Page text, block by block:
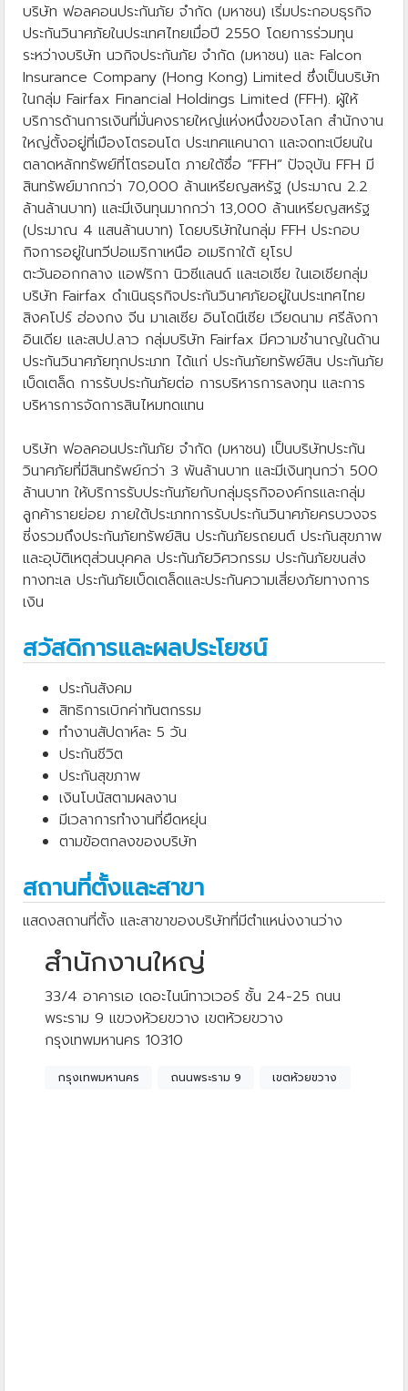
บริษัท ฟอลคอนประกันภัย จำกัด (มหาชน) เริ่มประกอบธุรกิจ
ประกันวินาศภัยในประเทศไทยเมื่อปี 2550 โดยการร่วมทุน
ระหว่างบริษัท นวกิจประกันภัย จำกัด (มหาชน) และ Falcon
Insurance Company (Hong Kong) Limited ซึ่งเป็นบริษัท
ในกลุ่ม Fairfax Financial Holdings Limited (FFH). ผู้ให้
บริการด้านการเงินที่มั่นคงรายใหญ่แห่งหนึ่งของโลก สำนักงาน
ใหญ่ตั้งอยู่ที่เมืองโตรอนโต ประเทศแคนาดา และจดทะเบียนใน
ตลาดหลักทรัพย์ที่โตรอนโต ภายใต้ชื่อ “FFH” ปัจจุบัน FFH มี
สินทรัพย์มากกว่า 70,000 ล้านเหรียญสหรัฐ (ประมาณ 2.2
ล้านล้านบาท) และมีเงินทุนมากกว่า 13,000 ล้านเหรียญสหรัฐ
(ประมาณ 4 แสนล้านบาท) โดยบริษัทในกลุ่ม FFH ประกอบ
กิจการอยู่ในทวีปอเมริกาเหนือ อเมริกาใต้ ยุโรป
ตะวันออกกลาง แอฟริกา นิวซีแลนด์ และเอเชีย ในเอเชียกลุ่ม
บริษัท Fairfax ดำเนินธุรกิจประกันวินาศภัยอยู่ในประเทศไทย
สิงคโปร์ ฮ่องกง จีน มาเลเซีย อินโดนีเซีย เวียดนาม ศรีลังกา
อินเดีย และสปป.ลาว กลุ่มบริษัท Fairfax มีความชำนาญในด้าน
ประกันวินาศภัยทุกประเภท ได้แก่ ประกันภัยทรัพย์สิน ประกันภัย
เบ็ดเตล็ด การรับประกันภัยต่อ การบริหารการลงทุน และการ
บริหารการจัดการสินไหมทดแทน
บริษัท ฟอลคอนประกันภัย จำกัด (มหาชน) เป็นบริษัทประกัน
วินาศภัยที่มีสินทรัพย์กว่า 3 พันล้านบาท และมีเงินทุนกว่า 500
ล้านบาท ให้บริการรับประกันภัยกับกลุ่มธุรกิจองค์กรและกลุ่ม
ลูกค้ารายย่อย ภายใต้ประเภทการรับประกันวินาศภัยครบวงจร
ซี่งรวมถึงประกันภัยทรัพย์สิน ประกันภัยรถยนต์ ประกันสุขภาพ
และอุบัติเหตุส่วนบุคคล ประกันภัยวิศวกรรม ประกันภัยขนส่ง
ทางทะเล ประกันภัยเบ็ดเตล็ดและประกันความเสี่ยงภัยทางการ
เงิน
สวัสดิการและผลประโยชน์
ประกันสังคม
สิทธิการเบิกค่าทันตกรรม
ทำงานสัปดาห์ละ 5 วัน
ประกันชีวิต
ประกันสุขภาพ
เงินโบนัสตามผลงาน
มีเวลาการทำงานที่ยืดหยุ่น
ตามข้อตกลงของบริษัท
สถานที่ตั้งและสาขา
แสดงสถานที่ตั้ง และสาขาของบริษัทที่มีตำแหน่งงานว่าง
สำนักงานใหญ่
33/4 อาคารเอ เดอะไนน์ทาวเวอร์ ชั้น 24-25 ถนน
พระราม 9 แขวงห้วยขวาง เขตห้วยขวาง
กรุงเทพมหานคร 10310
กรุงเทพมหานคร ถนนพระราม 9 เขตห้วยขวาง